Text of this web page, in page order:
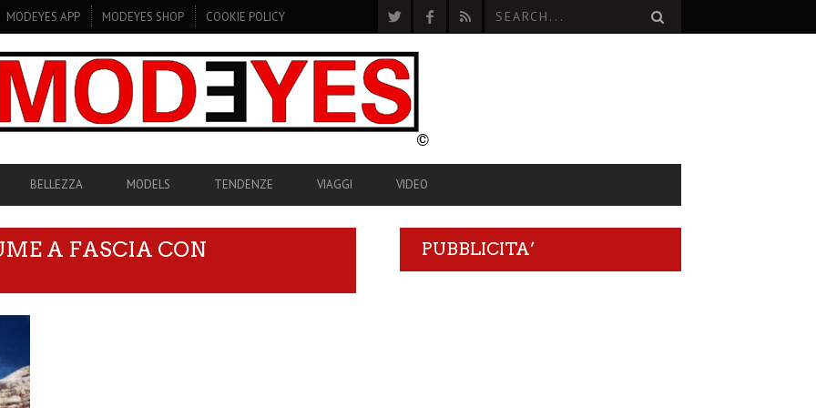
MODEYES APP MODEYES SHOP COOKIE POLICY
BELLEZZA MODELS TENDENZE VIAGGI VIDEO
A FASCIA CON
PUBBLICITA’